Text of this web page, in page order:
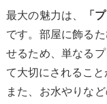
最大の魅力は、 「
です。部屋に飾る
せるため、単なる
て大切にされること
また、お水やりな